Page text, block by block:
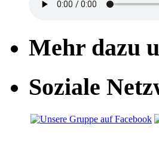
Mehr dazu
Soziale